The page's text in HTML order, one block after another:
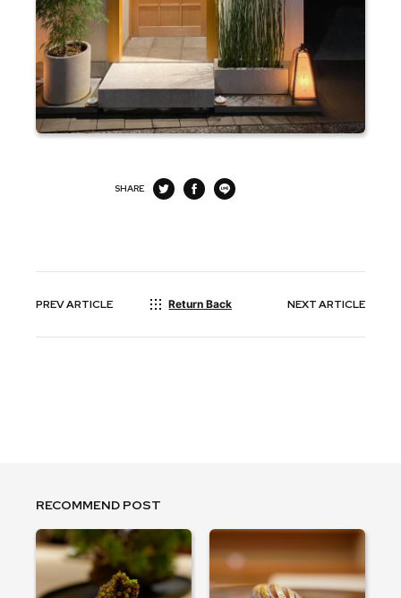
SHARE
PREVARTICLE Return Back NEXTARTICLE
RECOMMEND POST